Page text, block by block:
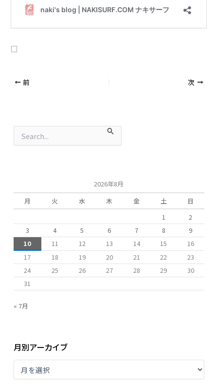
□
前 次
2026年8月
月
火 水 木 金 土
日
1
2
3
4 5 6 7 8
9
10
11 12 13 14 15
16
17
18 19 20 21 22
23
24
25 26 27 28 29
30
31
« 7月
月別アーカイブ